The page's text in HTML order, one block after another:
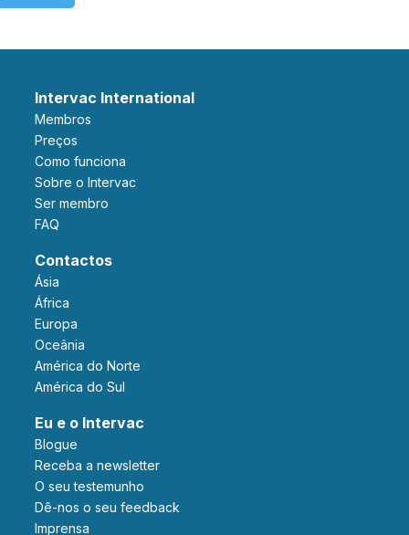
Intervac International
Membros
Preços
Como funciona
Sobre o Intervac
Ser membro
FAQ
Contactos
Ásia
África
Europa
Oceânia
América do Norte
América do Sul
Eu e o Intervac
Blogue
Receba a newsletter
O seu testemunho
Dê-nos o seu feedback
Imprensa